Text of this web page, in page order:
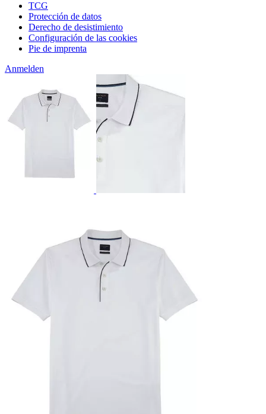
TCG
Protección de datos
Derecho de desistimiento
Configuración de las cookies
Pie de imprenta
Anmelden